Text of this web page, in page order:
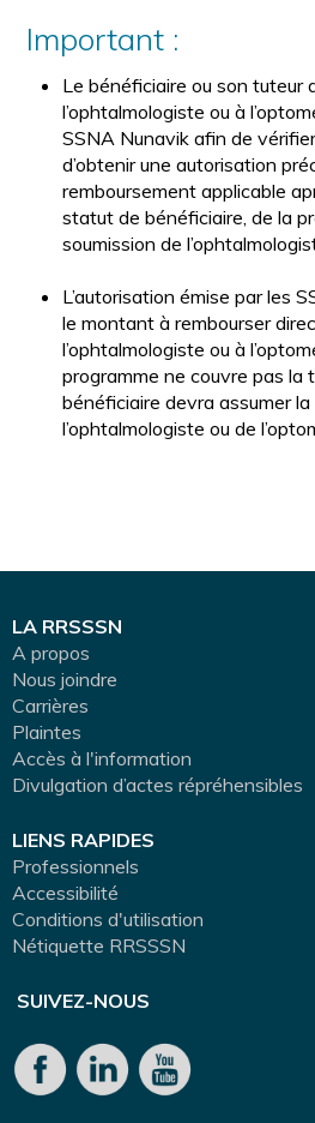
Important :
Le bénéficiaire ou son tuteur
l’ophtalmologiste ou à
SSNA Nunavik afin de
d’obtenir une autorisation
remboursement applicable
statut de bénéficiaire, de la
soumission de
L’autorisation émise par les
le montant à rembourser
l’ophtalmologiste ou à
programme ne couvre pas la
bénéficiaire devra assumer
l’ophtalmologiste ou de
LA RRSSSN
A propos
Nous joindre
Carrières
Plaintes
Accès à l'information
Divulgation d’actes répréhensibles
LIENS RAPIDES
Professionnels
Accessibilité
Conditions d'utilisation
Nétiquette RRSSSN
SUIVEZ-NOUS